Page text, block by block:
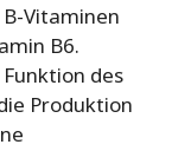
Vitaminen
B6.
des
Produktion